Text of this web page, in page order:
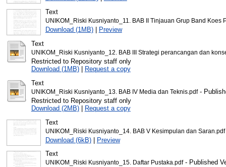
Text
UNIKOM_Riski Kusniyanto_11. BAB II Tinjauan Grup Band Koes
Download (1MB)|
Preview
Text
UNIKOM_Riski Kusniyanto_12. BAB III Strategi perancangan dan
Restricted to Repository staff only
Download (1MB)|
Request a copy
Text
UNIKOM_Riski Kusniyanto_13. BAB IV Media dan Teknis.pdf-
Restricted to Repository staff only
Download (2MB)|
Request a copy
Text
UNIKOM_Riski Kusniyanto_14. BAB V Kesimpulan dan Saran.pdf
Download (6kB)| Preview
Text
UNIKOM_Riski Kusniyanto_15. Daftar Pustaka.pdf- Published